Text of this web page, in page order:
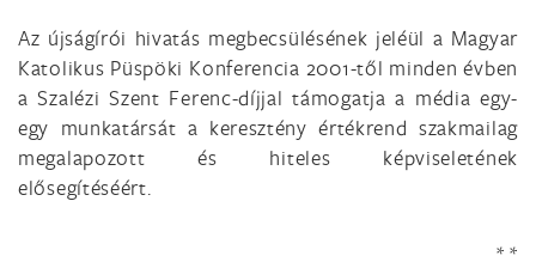
Az újságírói hivatás megbecsülésének jeléül a Magyar
Katolikus Püspöki Konferencia 2001-től minden évben
a Szalézi Szent Ferenc-díjjal támogatja a média egy-
egy munkatársát a keresztény értékrend szakmailag
megalapozott és hiteles képviseletének
elősegítéséért.
* *